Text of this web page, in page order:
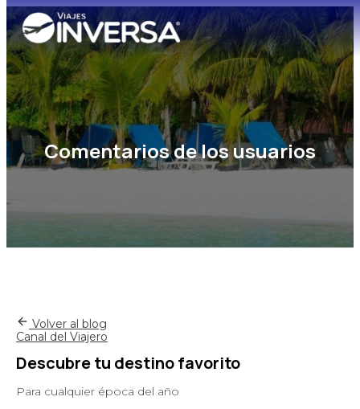
Comentarios de los usuarios
Volver al blog
Canal del Viajero
Descubre tu destino favorito
Para cualquier época del año